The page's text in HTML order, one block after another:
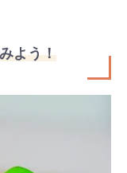
よう！